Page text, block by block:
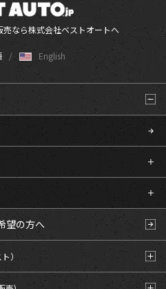
なら株式会社ベストオートへ
English
望の方へ
）